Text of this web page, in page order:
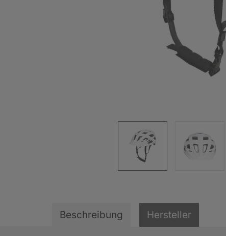
Beschreibung Hersteller